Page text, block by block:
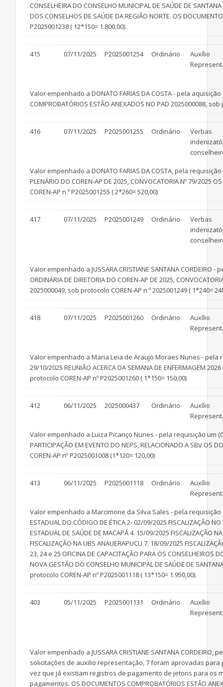
CONSELHEIRA DO CONSELHO MUNICIPAL DE SAÚDE DE
DOS CONSELHOS DE SAÚDE DA REGIÃO NORTE. OS
P2025001238 ( 12*150= 1.800,00).
415 07/11/2025 P2025001254 Ordinário
Auxílio
Valor empenhado a DONATO FARIAS DA COSTA - pela
COMPROBATÓRIOS ESTÃO ANEXADOS NO PAD 2025000088,
416 07/11/2025 P2025001255 Ordinário
Verbas
Valor empenhado a DONATO FARIAS DA COSTA, pela
PLENÁRIO DO COREN-AP DE 2025, CONVOCATORIA Nº 79/2025
COREN-AP n º P2025001255 ( 2*260= 520,00)
417 07/11/2025 P2025001249 Ordinário
Verbas
Valor empenhado a JUSSARA CRISTIANE SANTANA
ORDINÁRIA DE DIRETORIA DO COREN-AP DE 2025,
2025000049, sob protocolo COREN-AP n º 2025001249 ( 1*240=
418 07/11/2025 P2025001260 Ordinário
Auxílio
Valor empenhado a Maria Leia de Araujo Moraes Nunes - pela
29/10/2025 REUNIÃO ACERCA DA SEMANA DE ENFERMAGEM
protocolo COREN-AP nº P2025001260 ( 1*150= 150,00)
412 06/11/2025 2025000437 Ordinário
Auxílio
Valor empenhado a Luiza Picanço Nunes - pela requisição um
PARTICIPAÇÃO EM EVENTO DO NEPS, RELACIONADO A SBV
COREN-AP nº P2025001008 (1*120= 120,00)
413 06/11/2025 P2025001118 Ordinário
Auxílio
Valor empenhado a Marcimone da Silva Sales - pela requisição
ESTADUAL DO CÓDIGO DE ÉTICA 2- 02/09/2025 FISCALIZAÇÃO
ESTADUAL DE SAÚDE DE MACAPÁ 4. 15/09/2025 FISCALIZAÇÃO
FISCALIZAÇÃO NA UBS ANAUERAPUCU 7. 18/09/2025
23, 24 e 25 OFICINA DE CAPACITAÇÃO PARA OS CONSELHEIROS
NOVA GESTÃO DO CONSELHO MUNICIPAL DE SAÚDE DE
protocolo COREN-AP nº P2025001118 ( 13*150= 1.950,00).
403 05/11/2025 P2025001131 Ordinário
Auxílio
Valor empenhado a JUSSARA CRISTIANE SANTANA
solicitações de auxilio representação, 7 foram aprovadas
vez que já existiam registros de pagamento de jetons para os
pagamentos. OS DOCUMENTOS COMPROBATÓRIOS ESTÃO